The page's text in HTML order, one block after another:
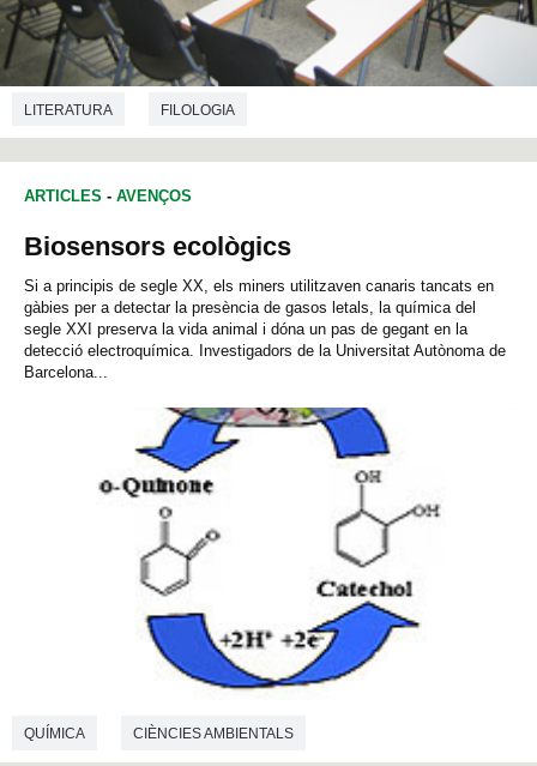
LITERATURA FILOLOGIA
ARTICLES - AVENÇOS
Biosensors ecològics
Si a principis de segle XX, els miners utilitzaven canaris tancats en
gàbies per a detectar la presència de gasos letals, la química del
segle XXI preserva la vida animal i dóna un pas de gegant en la
detecció electroquímica. Investigadors de la Universitat Autònoma de
Barcelona...
QUÍMICA CIÈNCIES AMBIENTALS